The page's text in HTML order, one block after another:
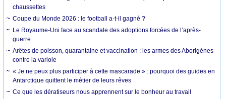
chaussettes
Coupe du Monde 2026 : le football a-t-il gagné ?
Le Royaume-Uni face au scandale des adoptions forcées de l’après-
guerre
Arêtes de poisson, quarantaine et vaccination : les armes des Aborigènes
contre la variole
« Je ne peux plus participer à cette mascarade » : pourquoi des guides en
Antarctique quittent le métier de leurs rêves
Ce que les dératiseurs nous apprennent sur le bonheur au travail